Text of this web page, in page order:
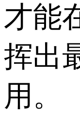
才能
挥出
用。